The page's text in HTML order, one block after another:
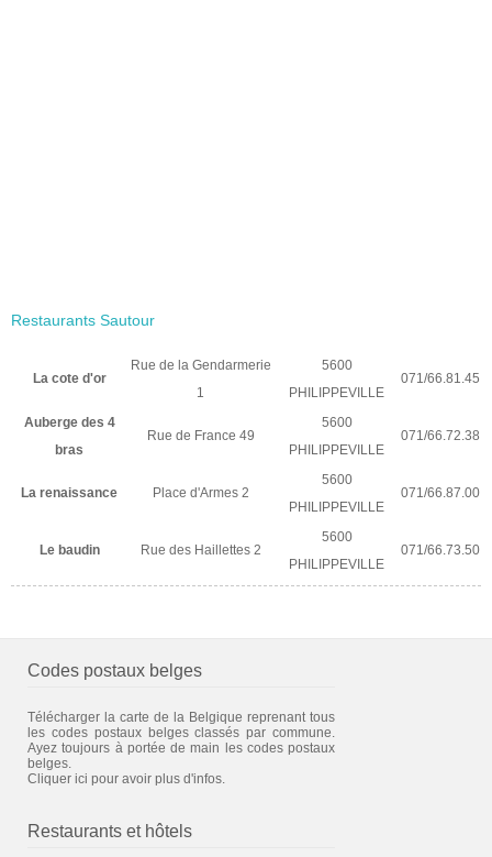
Restaurants Sautour
La cote d'or
Rue de la Gendarmerie
1
5600
PHILIPPEVILLE
071/66.81.45
Auberge des 4
bras
Rue de France 49
5600
PHILIPPEVILLE
071/66.72.38
La renaissance Place d'Armes 2
5600
PHILIPPEVILLE
071/66.87.00
Le baudin Rue des Haillettes 2
5600
PHILIPPEVILLE
071/66.73.50
Codes postaux belges
Télécharger la carte de la Belgique reprenant tous
les codes postaux belges classés par commune.
Ayez toujours à portée de main les codes postaux
belges.
Cliquer ici pour avoir plus d'infos.
Restaurants et hôtels